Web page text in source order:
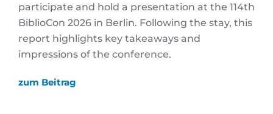
participate and hold a presentation at the 114th
BiblioCon 2026 in Berlin. Following the stay, this
report highlights key takeaways and
impressions of the conference.
zum Beitrag